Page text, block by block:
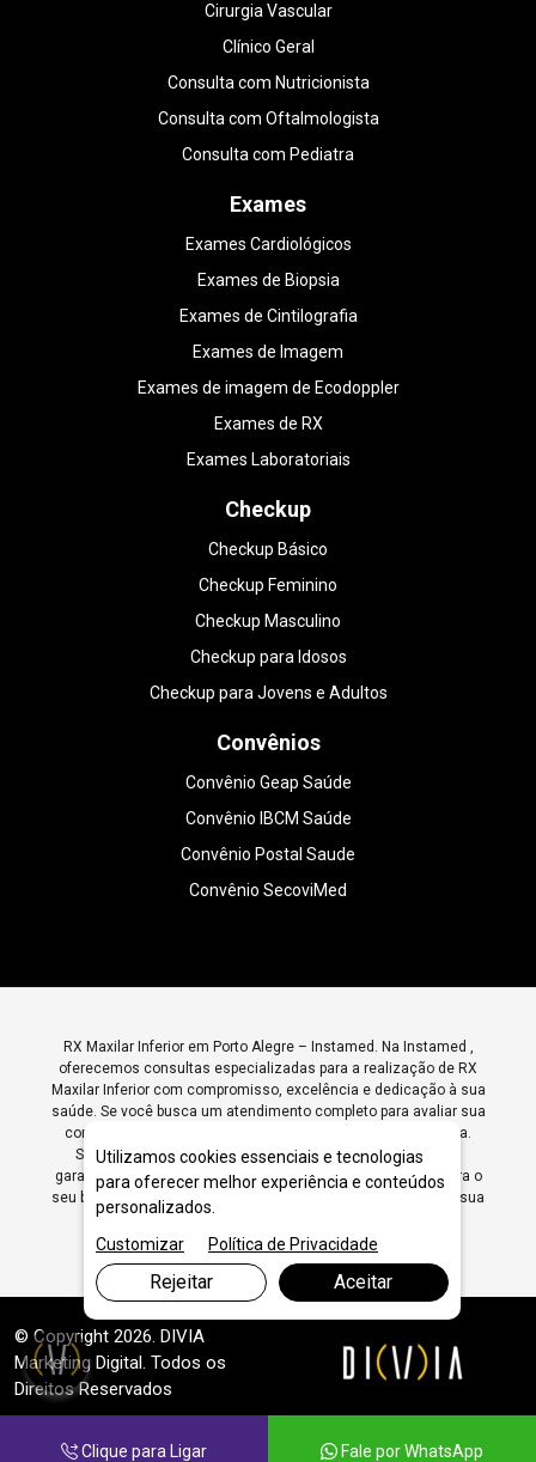
Cirurgia Vascular
Clínico Geral
Consulta com Nutricionista
Consulta com Oftalmologista
Consulta com Pediatra
Exames
Exames Cardiológicos
Exames de Biopsia
Exames de Cintilografia
Exames de Imagem
Exames de imagem de Ecodoppler
Exames de RX
Exames Laboratoriais
Checkup
Checkup Básico
Checkup Feminino
Checkup Masculino
Checkup para Idosos
Checkup para Jovens e Adultos
Convênios
Convênio Geap Saúde
Convênio IBCM Saúde
Convênio Postal Saude
Convênio SecoviMed
RX Maxilar Inferior em Porto Alegre – Instamed. Na Instamed ,
oferecemos consultas especializadas para a realização de RX
Maxilar Inferior com compromisso, excelência e dedicação à sua
saúde. Se você busca um atendimento completo para avaliar sua
condição, entre em contato conosco e agende sua consulta.
Somos referência em RX Maxilar Inferior em Porto Alegre ,
garantindo diagnósticos precisos e tratamentos eficazes para o
seu bem-estar. Agende sua consulta hoje mesmo e cuide da sua
© Copyright 2026. DIVIA
Marketing Digital. Todos os
Direitos Reservados
Clique para Ligar Fale por WhatsApp
Utilizamos cookies essenciais e tecnologias
para oferecer melhor experiência e conteúdos
personalizados.
Customizar
Política de Privacidade
Rejeitar Aceitar